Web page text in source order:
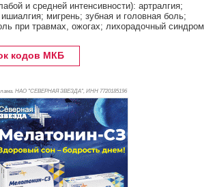
и средней интенсивности): артралгия;
мигрень; зубная и головная боль;
при травмах, ожогах; лихорадочный синдром
кодов МКБ
НАО "СЕВЕРНАЯ ЗВЕЗДА", ИНН 7720185196